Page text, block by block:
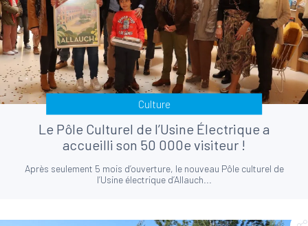
Culture
Le Pôle Culturel de l’Usine Électrique a
accueilli son 50 000e visiteur !
Après seulement 5 mois d’ouverture, le nouveau Pôle culturel de
l’Usine électrique d’Allauch...